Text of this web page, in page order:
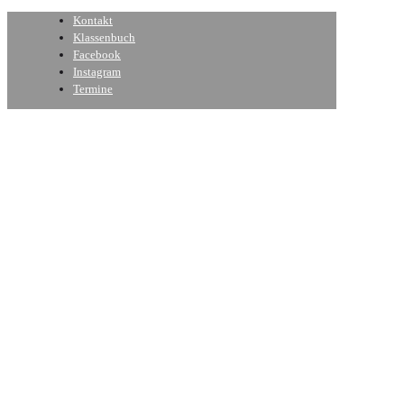
Kontakt
Klassenbuch
Facebook
Instagram
Termine